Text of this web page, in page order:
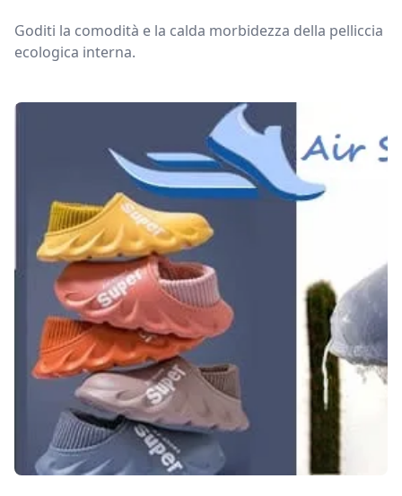
Goditi la comodità e la calda morbidezza della pelliccia
ecologica interna.